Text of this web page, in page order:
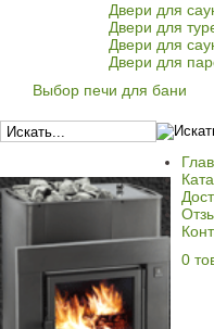
Двери для
Двери для
Двери для
Двери для
Выбор печи для бани
0